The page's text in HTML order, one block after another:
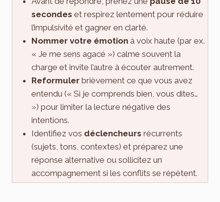
secondes et respirez lentement pour réduire
l’impulsivité et gagner en clarté.
Nommer votre émotion à voix haute (par ex.
« Je me sens agacé ») calme souvent la
charge et invite l’autre à écouter autrement.
Reformuler brièvement ce que vous avez
entendu (« Si je comprends bien, vous dites…
») pour limiter la lecture négative des
intentions.
Identifiez vos déclencheurs récurrents
(sujets, tons, contextes) et préparez une
réponse alternative ou sollicitez un
accompagnement si les conflits se répètent.